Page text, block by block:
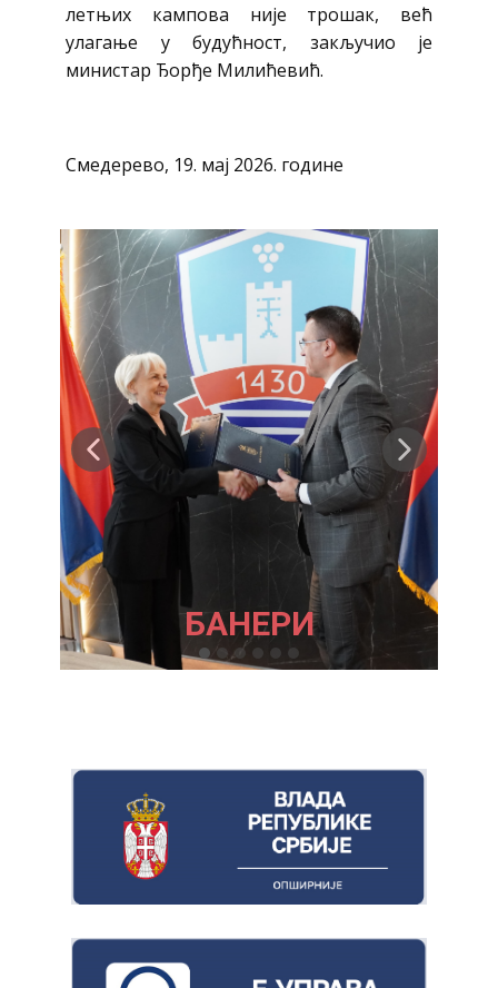
летњих кампова није трошак, већ
улагање у будућност, закључио је
министар Ђорђе Милићевић.
Смедерево, 19. мај 2026. године
БАНЕРИ